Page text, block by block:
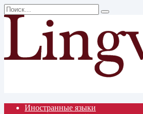
Перейти
к
содержанию
Search
for:
Иностранные языки